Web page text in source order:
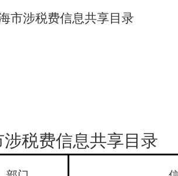
市涉税费信息共享目录
涉税费信息共享目录